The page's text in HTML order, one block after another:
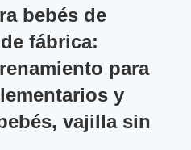
bebés de
fábrica:
para
y
vajilla sin